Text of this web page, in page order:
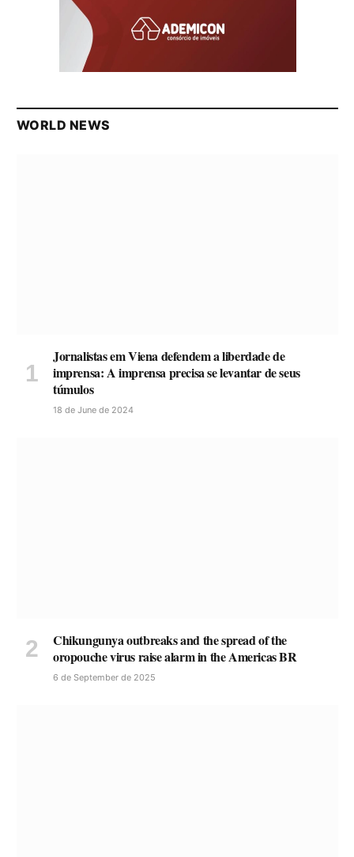
WORLD NEWS
Jornalistas em Viena defendem a liberdade de
imprensa: A imprensa precisa se levantar de seus
túmulos
18 de June de 2024
Chikungunya outbreaks and the spread of the
oropouche virus raise alarm in the Americas BR
6 de September de 2025